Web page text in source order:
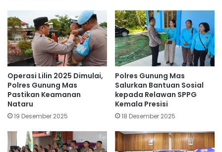
Operasi Lilin 2025 Dimulai,
Polres Gunung Mas
Pastikan Keamanan
Nataru
19 Desember 2025
Polres Gunung Mas
Salurkan Bantuan Sosial
kepada Relawan SPPG
Kemala Presisi
18 Desember 2025